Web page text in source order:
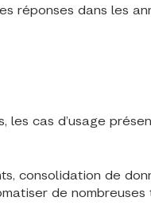
réponses dans les
les cas d’usage
consolidation de
de nombreuses